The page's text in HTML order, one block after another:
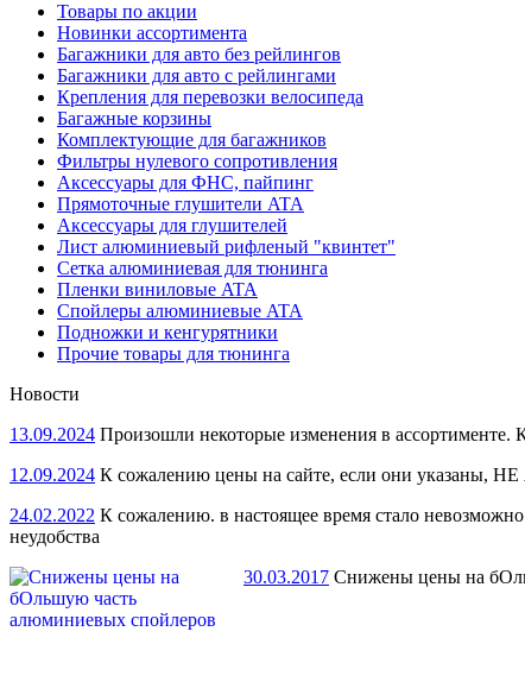
Товары по акции
Новинки ассортимента
Багажники для авто без рейлингов
Багажники для авто с рейлингами
Крепления для перевозки велосипеда
Багажные корзины
Комплектующие для багажников
Фильтры нулевого сопротивления
Аксессуары для ФНС, пайпинг
Прямоточные глушители ATA
Аксессуары для глушителей
Лист алюминиевый рифленый "квинтет"
Сетка алюминиевая для тюнинга
Пленки виниловые ATA
Спойлеры алюминиевые ATA
Подножки и кенгурятники
Прочие товары для тюнинга
Новости
13.09.2024 Произошли некоторые изменения в ассортименте.
12.09.2024 К сожалению цены на сайте, если они указаны, НЕ
24.02.2022 К сожалению. в настоящее время стало
неудобства
30.03.2017 Снижены цены на